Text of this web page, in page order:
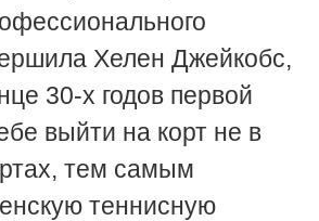
Хелен Джейкобс,
30-х годов первой
выйти на корт не в
тем самым
теннисную